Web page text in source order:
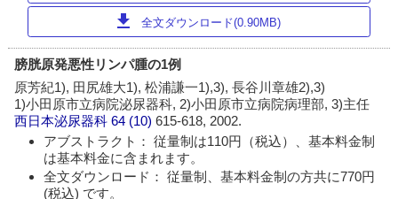
download 全文ダウンロード(0.90MB)
膀胱原発悪性リンパ腫の1例
原芳紀1), 田尻雄大1), 松浦謙一1),3), 長谷川章雄2),3)
1)小田原市立病院泌尿器科, 2)小田原市立病院病理部, 3)主任
西日本泌尿器科 64 (10)615-618, 2002.
アブストラクト： 従量制は110円（税込）、基本料金制
は基本料金に含まれます。
全文ダウンロード： 従量制、基本料金制の方共に770円
(税込) です。